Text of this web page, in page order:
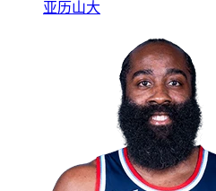
亚历山大